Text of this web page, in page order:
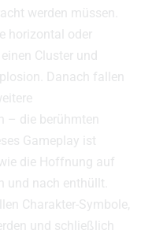
werden müssen.
horizontal oder
Cluster und
Danach fallen
– die berühmten
Gameplay ist
die Hoffnung auf
und nach enthüllt.
Charakter-Symbole,
und schließlich